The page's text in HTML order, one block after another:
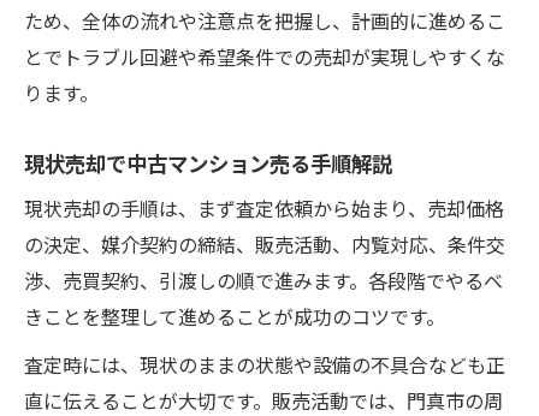
ため、全体の流れや注意点を把握し、計画的に進めるこ
とでトラブル回避や希望条件での売却が実現しやすくな
ります。
現状売却で中古マンション売る手順解説
現状売却の手順は、まず査定依頼から始まり、売却価格
の決定、媒介契約の締結、販売活動、内覧対応、条件交
渉、売買契約、引渡しの順で進みます。各段階でやるべ
きことを整理して進めることが成功のコツです。
査定時には、現状のままの状態や設備の不具合なども正
直に伝えることが大切です。販売活動では、門真市の周